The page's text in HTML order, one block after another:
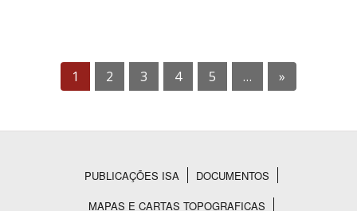
1 2 3 4 5 … »
Rodapé
PUBLICAÇÕES ISA
DOCUMENTOS
MAPAS E CARTAS TOPOGRAFICAS